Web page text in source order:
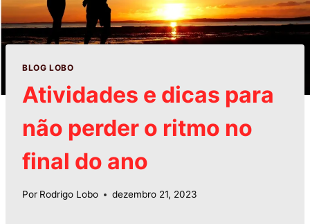
BLOG LOBO
Atividades e dicas para
não perder o ritmo no
final do ano
Por Rodrigo Lobo dezembro 21, 2023